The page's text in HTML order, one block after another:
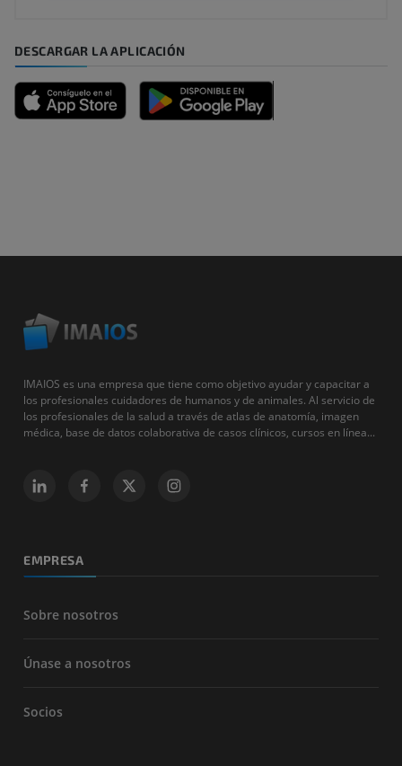
DESCARGAR LA APLICACIÓN
IMAIOS es una empresa que tiene como objetivo ayudar y capacitar a
los profesionales cuidadores de humanos y de animales. Al servicio de
los profesionales de la salud a través de atlas de anatomía, imagen
médica, base de datos colaborativa de casos clínicos, cursos en línea...
EMPRESA
Sobre nosotros
Únase a nosotros
Socios